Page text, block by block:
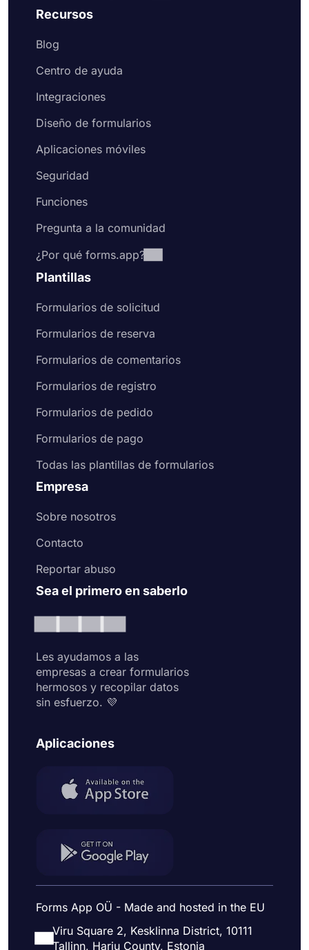
Recursos
Blog
Centro de ayuda
Integraciones
Diseño de formularios
Aplicaciones móviles
Seguridad
Funciones
Pregunta a la comunidad
¿Por qué forms.app?
Plantillas
Formularios de solicitud
Formularios de reserva
Formularios de comentarios
Formularios de registro
Formularios de pedido
Formularios de pago
Todas las plantillas de formularios
Empresa
Sobre nosotros
Contacto
Reportar abuso
Sea el primero en saberlo
Les ayudamos a las
empresas a crear formularios
hermosos y recopilar datos
sin esfuerzo. 💜
Aplicaciones
Forms App OÜ - Made and hosted in the EU
Viru Square 2, Kesklinna District, 10111
Tallinn, Harju County, Estonia